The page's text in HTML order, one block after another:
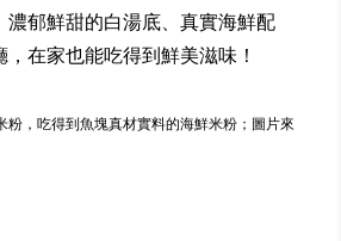
濃郁鮮甜的白湯底、真實海鮮配
在家也能吃得到鮮美滋味！
粉，吃得到魚塊真材實料的海鮮米粉；圖片來